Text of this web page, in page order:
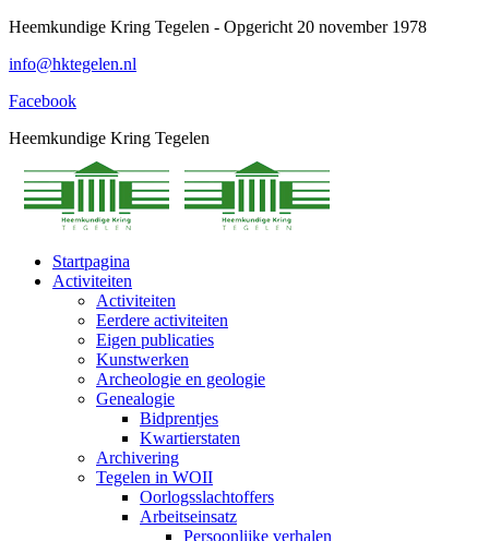
Spring
content
Heemkundige Kring Tegelen - Opgericht 20 november 1978
info@hktegelen.nl
Facebook
Heemkundige Kring Tegelen
Startpagina
Activiteiten
Activiteiten
Eerdere activiteiten
Eigen publicaties
Kunstwerken
Archeologie en geologie
Genealogie
Bidprentjes
Kwartierstaten
Archivering
Tegelen in WOII
Oorlogsslachtoffers
Arbeitseinsatz
Persoonlijke verhalen